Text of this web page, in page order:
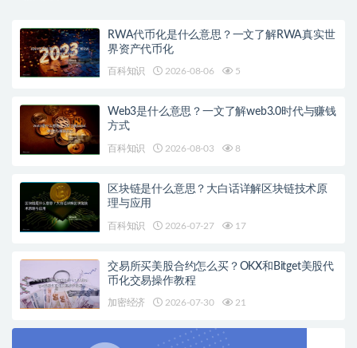
RWA代币化是什么意思？一文了解RWA真实世
界资产代币化
百科知识 2026-08-06 5
Web3是什么意思？一文了解web3.0时代与赚钱
方式
百科知识 2026-08-03 8
区块链是什么意思？大白话详解区块链技术原
理与应用
百科知识 2026-07-27 17
交易所买美股合约怎么买？OKX和Bitget美股代
币化交易操作教程
加密经济 2026-07-30 21